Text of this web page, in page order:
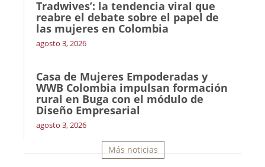
Tradwives’: la tendencia viral que
reabre el debate sobre el papel de
las mujeres en Colombia
agosto 3, 2026
Casa de Mujeres Empoderadas y
WWB Colombia impulsan formación
rural en Buga con el módulo de
Diseño Empresarial
agosto 3, 2026
Más noticias